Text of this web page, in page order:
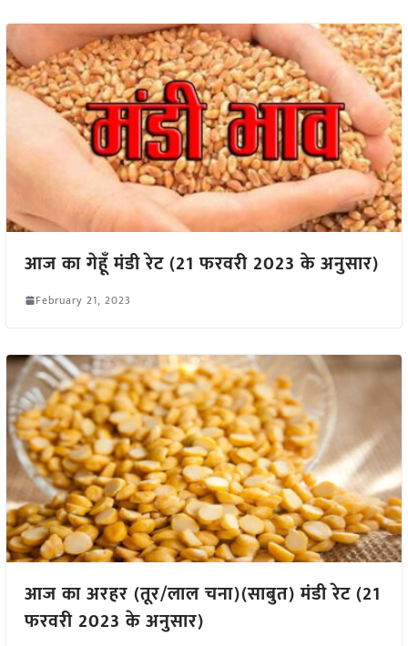
आज का गेहूँ मंडी रेट (21 फरवरी 2023 के अनुसार)
February 21, 2023
आज का अरहर (तूर/लाल चना)(साबुत) मंडी रेट (21
फरवरी 2023 के अनुसार)